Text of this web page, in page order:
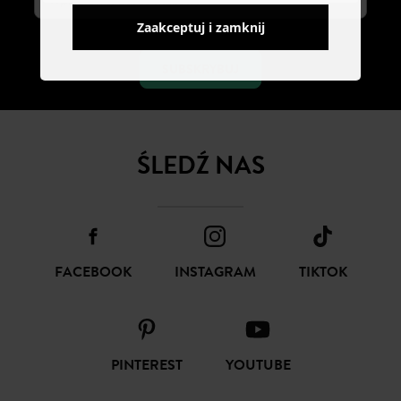
ŚLEDŹ NAS
FACEBOOK INSTAGRAM TIKTOK
PINTEREST YOUTUBE
Zaakceptuj i zamknij